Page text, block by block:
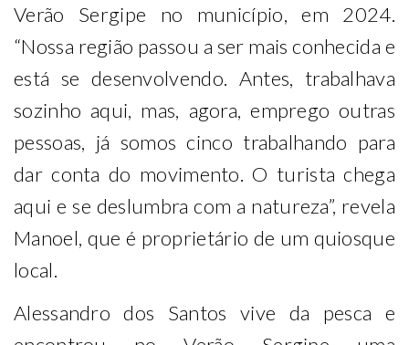
Verão Sergipe no município, em 2024.
“Nossa região passou a ser mais conhecida e
está se desenvolvendo. Antes, trabalhava
sozinho aqui, mas, agora, emprego outras
pessoas, já somos cinco trabalhando para
dar conta do movimento. O turista chega
aqui e se deslumbra com a natureza”, revela
Manoel, que é proprietário de um quiosque
local.
Alessandro dos Santos vive da pesca e